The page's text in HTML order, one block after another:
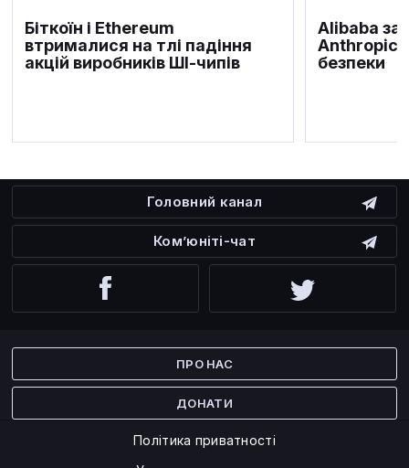
Біткоїн і Ethereum
втрималися на тлі падіння
акцій виробників ШІ-чипів
Alibaba
Anthropic
безпеки
Головний канал
Ком’юніті-чат
ПРО НАС
ДОНАТИ
Політика приватності